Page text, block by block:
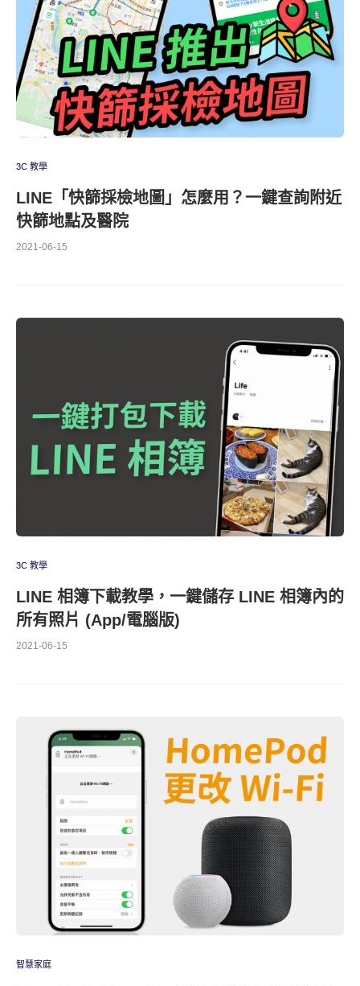
3C 教學
LINE「快篩採檢地圖」怎麼用？一鍵查詢附近
快篩地點及醫院
2021-06-15
3C 教學
LINE 相簿下載教學，一鍵儲存 LINE 相簿內的
所有照片 (App/電腦版)
2021-06-15
智慧家庭